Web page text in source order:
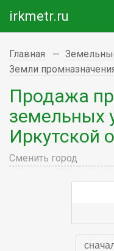
irkmetr.ru
Главная
Земли
Продажа
земельных
Иркутской
Сменить город